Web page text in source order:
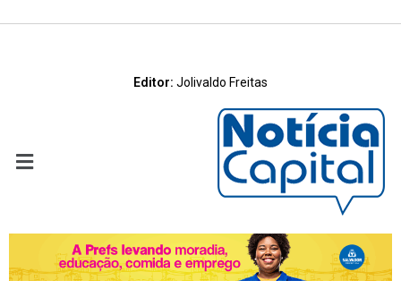
Editor: Jolivaldo Freitas